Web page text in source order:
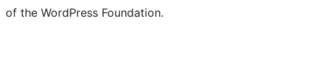
of the WordPress Foundation.